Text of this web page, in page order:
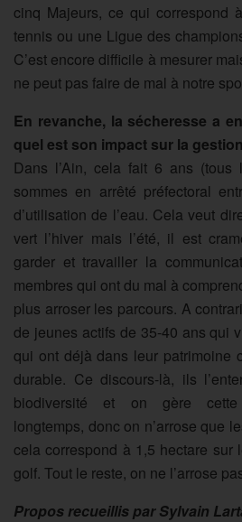
cinq Majeurs, ce qui correspond
tennis ou une Ligue des
C’est encore difficile à mesurer
ne peut pas faire de mal à notre
En revanche, la sécheresse a
quel est son impact sur la
Dans l’Ain, cela fait 6 ans
sommes en arrêté préfectoral
d’utilisation de l’eau. Cela veut
vert l’hiver mais l’été, il est
garder et travailler la
membres qui ont du mal à
plus arroser les parcours. A
de jeunes actifs de 35-40 ans qui
qui ont déjà dans leur patrimoine
durable. Ce discours-là, ils
biodiversité et on gère cette
longtemps, donc on n’arrose que
cela correspond à 1,5 hectare sur
golf. Tout le reste, on ne l’arrose
Propos recueillis par Sylvain